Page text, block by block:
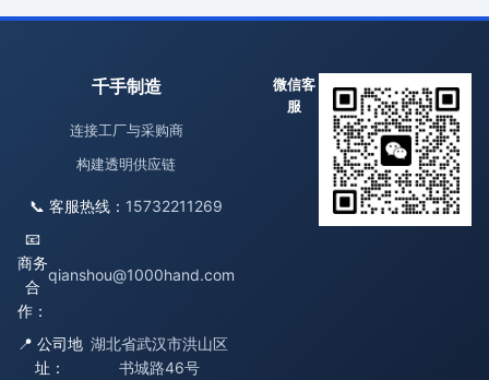
千手制造
连接工厂与采购商
构建透明供应链
📞 客服热线： 15732211269
📧
商务
合
作：
qianshou@1000hand.com
📍 公司地
址：
湖北省武汉市洪山区
书城路46号
微信客
服